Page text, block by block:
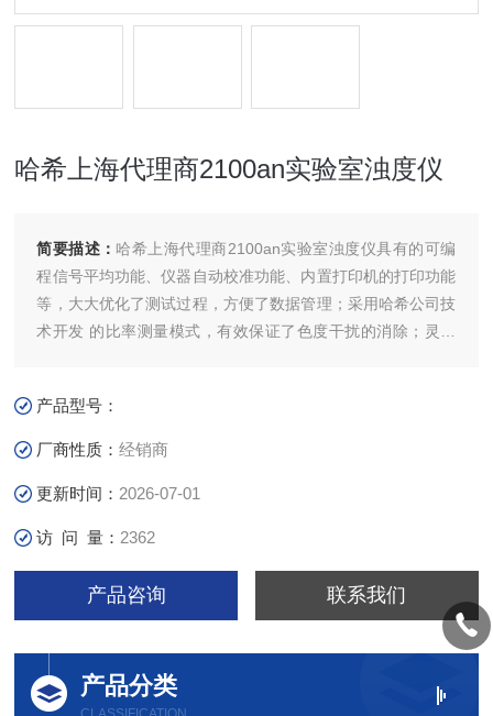
哈希上海代理商2100an实验室浊度仪
简要描述： 哈希上海代理商2100an实验室浊度仪具有的可编
程信号平均功能、仪器自动校准功能、内置打印机的打印功能
等，大大优化了测试过程，方便了数据管理；采用哈希公司技
术开发 的比率测量模式，有效保证了色度干扰的消除；灵敏
的光散射，因此适合于冷、热水样浊度的测量。
产品型号：
厂商性质：经销商
更新时间： 2026-07-01
访 问 量： 2362
产品咨询 联系我们
产品分类